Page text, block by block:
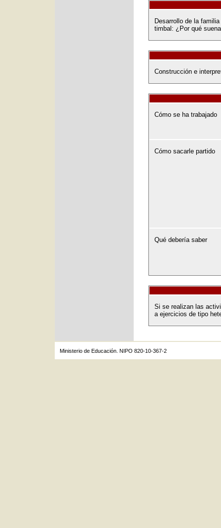
Desarrollo de la
timbal: ¿Por qué
Construcción e
Cómo se ha trabajado
Cómo sacarle partido
Qué debería saber
Si se realizan las
a ejercicios de tipo
Ministerio de Educación. NIPO 820-10-367-2